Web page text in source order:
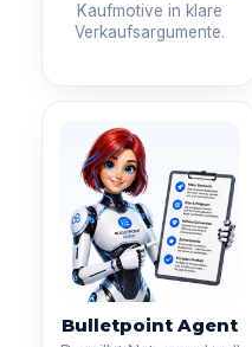
Kaufmotive in klare
Verkaufsargumente.
Bulletpoint Agent